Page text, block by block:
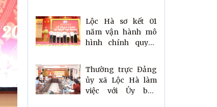
hệ thống chính trị 6
tháng đầu năm
2026
Lộc Hà sơ kết 01
năm vận hành mô
hình chính quyền
Thường trực Đảng
ủy xã Lộc Hà làm
việc với Ủy ban